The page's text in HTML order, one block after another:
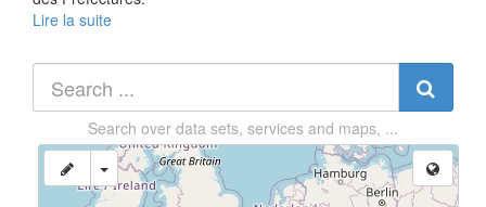
Lire la suite
Search over data sets, services and maps, ...